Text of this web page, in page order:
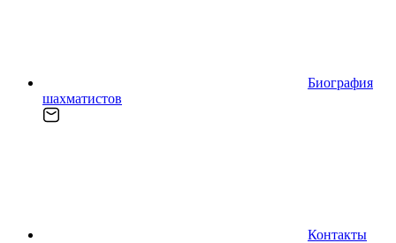
Биография
шахматистов
Контакты